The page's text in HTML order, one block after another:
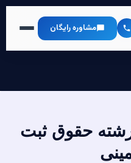
مشاوره رایگان
رشته حقوق ثبت